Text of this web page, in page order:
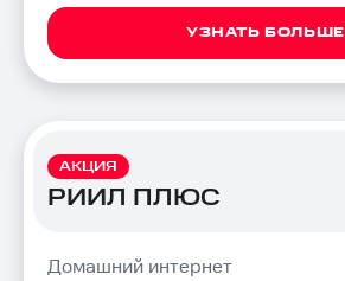
УЗНАТЬ БОЛЬШЕ
АКЦИЯ
РИИЛ ПЛЮС
Домашний интернет